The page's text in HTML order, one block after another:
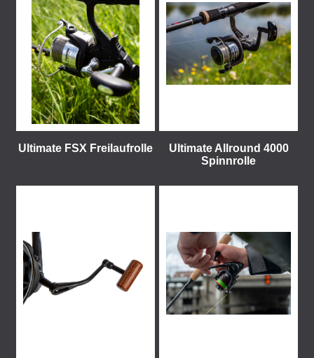
Ultimate FSX Freilaufrolle
Ultimate Allround 4000
Spinnrolle